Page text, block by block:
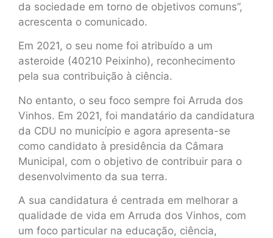
da sociedade em torno de objetivos comuns”,
acrescenta o comunicado.
Em 2021, o seu nome foi atribuído a um
asteroide (40210 Peixinho), reconhecimento
pela sua contribuição à ciência.
No entanto, o seu foco sempre foi Arruda dos
Vinhos. Em 2021, foi mandatário da candidatura
da CDU no município e agora apresenta-se
como candidato à presidência da Câmara
Municipal, com o objetivo de contribuir para o
desenvolvimento da sua terra.
A sua candidatura é centrada em melhorar a
qualidade de vida em Arruda dos Vinhos, com
um foco particular na educação, ciência,